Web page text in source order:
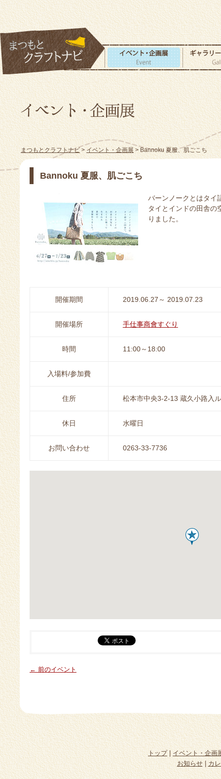
まつもとクラフトナビ>イベント・企画展> Bannoku 夏服、肌ごこち
Bannoku 夏服、肌ごこち
バーンノークとはタイ
タイとインドの田舎の
りました。
開催期間 2019.06.27～ 2019.07.23
開催場所 手仕事商會すぐり
時間 11:00～18:00
入場料/参加費
住所 松本市中央3-2-13 蔵久小路入
休日 水曜日
お問い合わせ 0263-33-7736
← 前のイベント
トップ|イベント・企画
お知らせ| カ